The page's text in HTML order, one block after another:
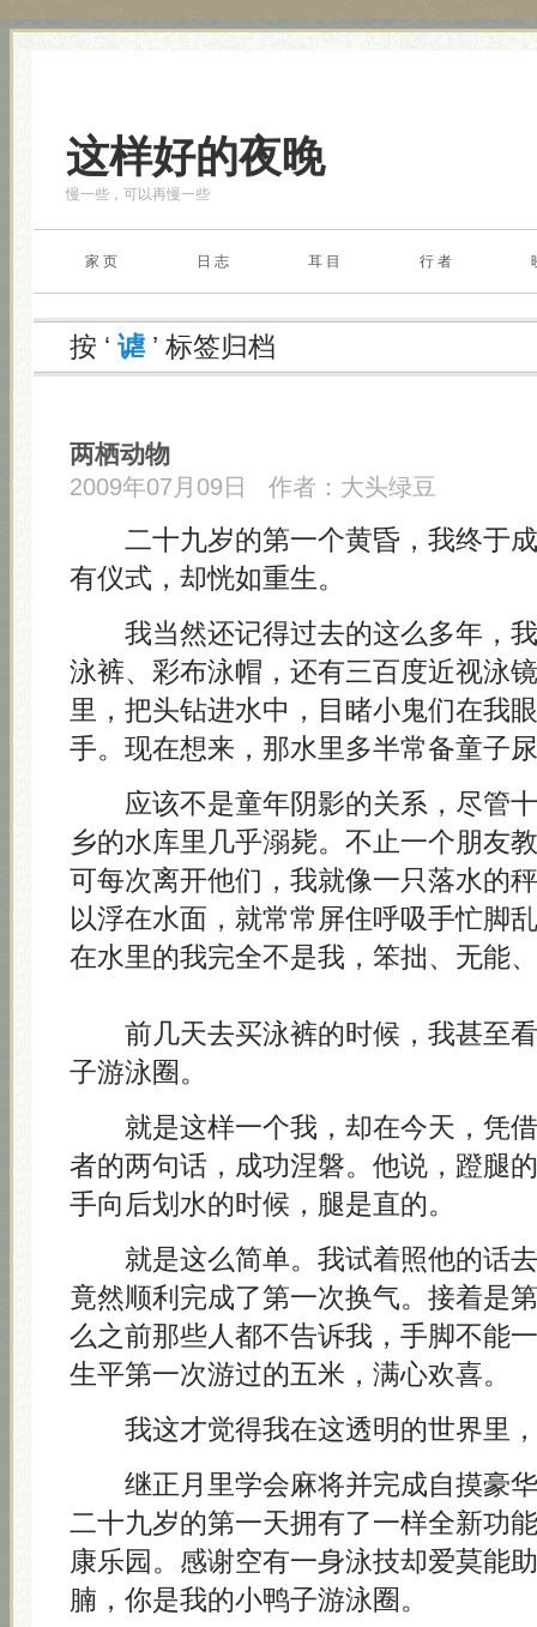
这样好的夜晚
慢一些，可以再慢一些
家 页 日 志 耳 目 行 者
按 ‘ 谑 ’ 标签归档
两栖动物
2009年07月09日 作者： 大头绿豆
二十九岁的第一个黄昏，我终于成
有仪式，却恍如重生。
我当然还记得过去的这么多年，我
泳裤、彩布泳帽，还有三百度近视泳
里，把头钻进水中，目睹小鬼们在我
手。现在想来，那水里多半常备童子
应该不是童年阴影的关系，尽管十
乡的水库里几乎溺毙。不止一个朋友
可每次离开他们，我就像一只落水的
以浮在水面，就常常屏住呼吸手忙脚
在水里的我完全不是我，笨拙、无能
前几天去买泳裤的时候，我甚至看
子游泳圈。
就是这样一个我，却在今天，凭借
者的两句话，成功涅磐。他说，蹬腿
手向后划水的时候，腿是直的。
就是这么简单。我试着照他的话去
竟然顺利完成了第一次换气。接着是
么之前那些人都不告诉我，手脚不能
生平第一次游过的五米，满心欢喜。
我这才觉得我在这透明的世界里，
继正月里学会麻将并完成自摸豪华
二十九岁的第一天拥有了一样全新功
康乐园。感谢空有一身泳技却爱莫能
腩，你是我的小鸭子游泳圈。